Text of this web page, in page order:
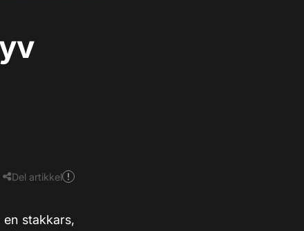
Del artikkel
stakkars,